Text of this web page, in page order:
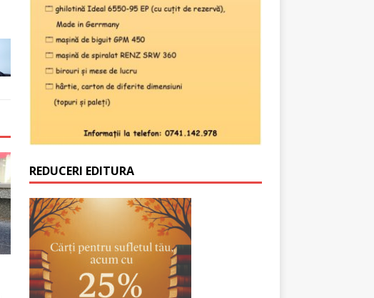
REDUCERI EDITURA